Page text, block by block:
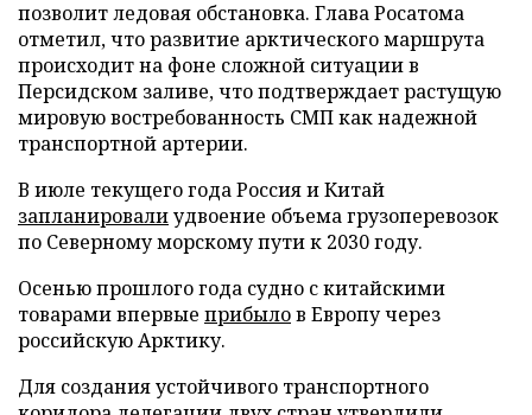
позволит ледовая обстановка. Глава Росатома
отметил, что развитие арктического маршрута
происходит на фоне сложной ситуации в
Персидском заливе, что подтверждает растущую
мировую востребованность СМП как надежной
транспортной артерии.
В июле текущего года Россия и Китай
запланировалиудвоение объема грузоперевозок
по Северному морскому пути к 2030 году.
Осенью прошлого года судно с китайскими
товарами впервые прибылов Европу через
российскую Арктику.
Для создания устойчивого транспортного